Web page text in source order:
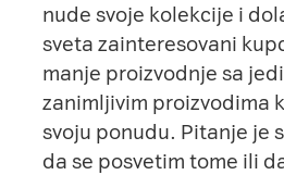
nude svoje kolekcije i
sveta zainteresovani
manje proizvodnje sa
zanimljivim proizvodima
svoju ponudu. Pitanje je
da se posvetim tome ili